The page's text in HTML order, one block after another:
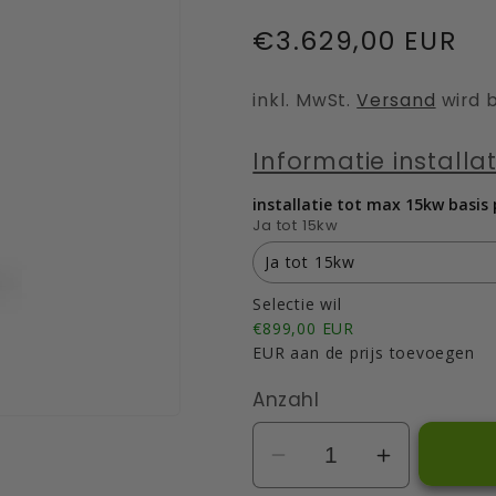
Normaler
€3.629,00 EUR
inkl. MwSt.Versand wird
Informatie
installatie tot max 15kw basis
Ja tot 15kw
Ja tot 15kw
Nee
Ja tot 15kw
Selectie wil
€899,00 EUR
EUR aan de prijs toevoegen
Anzahl
VerringereErhöhe